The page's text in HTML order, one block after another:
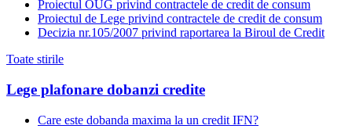
Proiectul OUG privind contractele de credit de consum
Proiectul de Lege privind contractele de credit de consum
Decizia nr.105/2007 privind raportarea la Biroul de Credit
Toate stirile
Lege plafonare dobanzi credite
Care este dobanda maxima la un credit IFN?